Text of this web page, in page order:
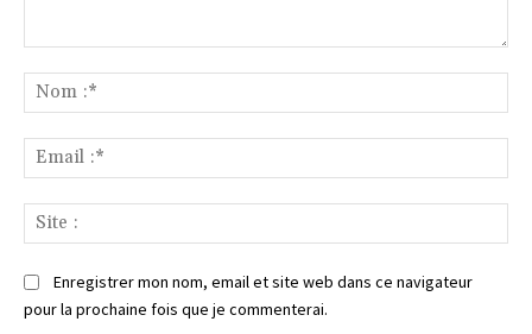
:*
:*
:
Enregistrer mon nom, email et site web dans ce navigateur
pour la prochaine fois que je commenterai.